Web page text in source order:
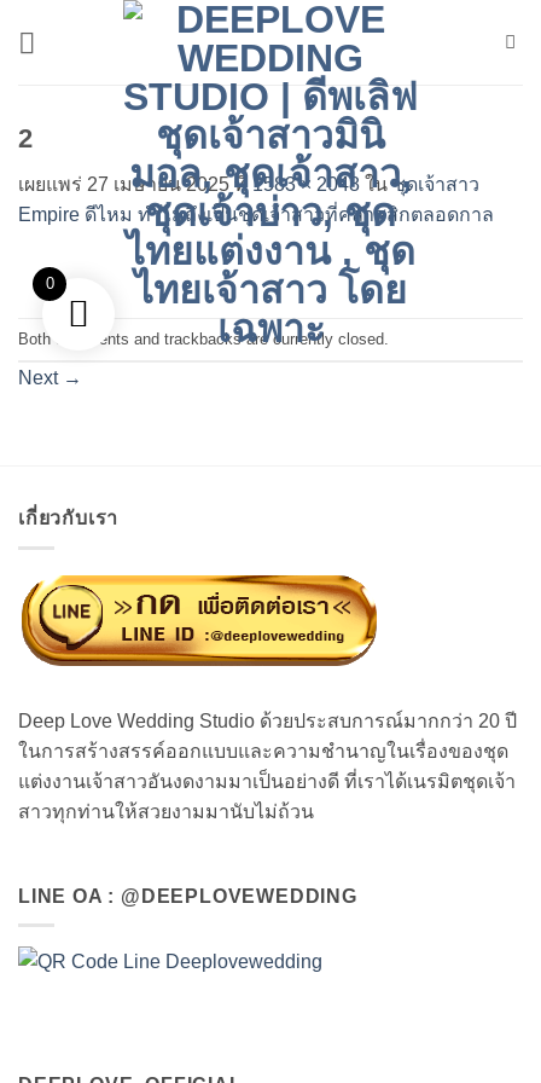
2
เผยแพร่ 27 เมษายน 2025ที่1583 × 2048 ในชุดเจ้าสาว
Empire ดีไหม ทำไมถึงเป็นชุดเจ้าสาวที่คลาสสิกตลอดกาล
Both comments and trackbacks are currently closed.
Next →
เกี่ยวกับเรา
Deep Love Wedding Studio ด้วยประสบการณ์มากกว่า 20 ปี
ในการสร้างสรรค์ออกแบบและความชำนาญในเรื่องของชุด
แต่งงานเจ้าสาวอันงดงามมาเป็นอย่างดี ที่เราได้เนรมิตชุดเจ้า
สาวทุกท่านให้สวยงามมานับไม่ถ้วน
LINE OA : @DEEPLOVEWEDDING
0